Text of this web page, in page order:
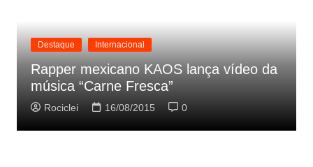
Destaque Internacional
Rapper mexicano KAOS lança vídeo da
música “Carne Fresca”
Rociclei 16/08/2015 0